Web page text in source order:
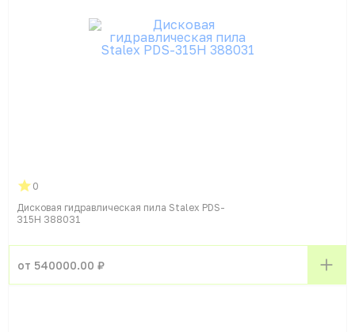
0
Дисковая гидравлическая пила Stalex PDS-
315H 388031
от 540000.00 ₽